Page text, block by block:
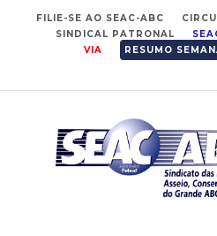
FILIE-SE AO SEAC-ABC
SINDICAL PATRONAL
VIA
RESUMO